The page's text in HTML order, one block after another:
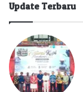
Update Terbaru